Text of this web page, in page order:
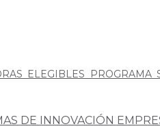
ELEGIBLES PROGRAMA
DE INNOVACIÓN